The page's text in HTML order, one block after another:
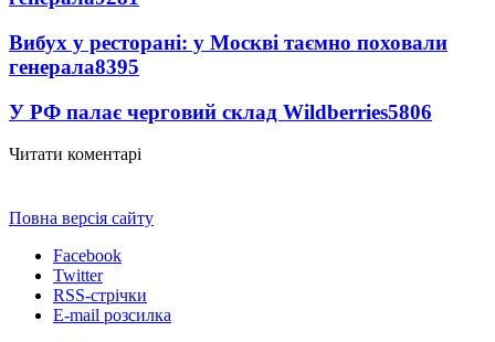
Вибух у ресторані: у Москві таємно поховали
генерала8395
У РФ палає черговий склад Wildberries5806
Читати коментарі
Повна версія сайту
Facebook
Twitter
RSS-стрічки
E-mail розсилка